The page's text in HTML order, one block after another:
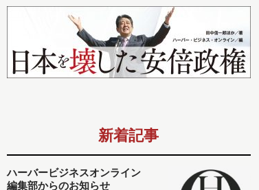
新着記事
ハーバービジネスオンライン
編集部からのお知らせ